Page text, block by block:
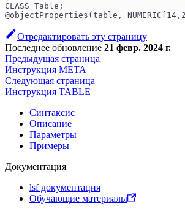
CLASS Table;
@objectProperties(table,
Отредактировать эту страницу
Последнее обновление 21 февр. 2024 г.
Предыдущая страница
Инструкция META
Следующая страница
Инструкция TABLE
Синтаксис
Описание
Параметры
Примеры
Документация
lsf документация
Обучающие материалы